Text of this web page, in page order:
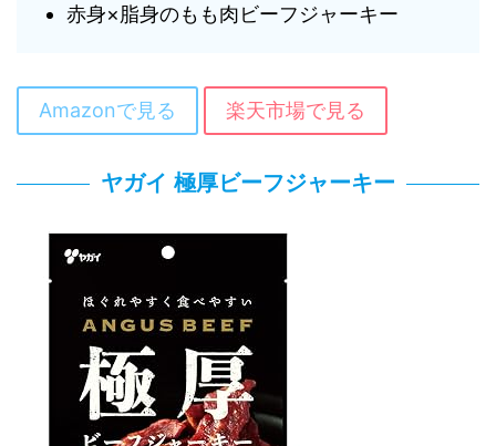
赤身×脂身のもも肉ビーフジャーキー
Amazonで見る 楽天市場で見る
ヤガイ 極厚ビーフジャーキー